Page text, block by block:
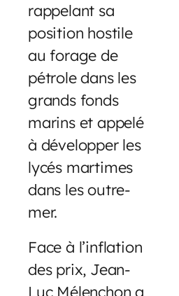
rappelant sa
position hostile
au forage de
pétrole dans les
grands fonds
marins et appelé
à développer les
lycés martimes
dans les outre-
mer.
Face à l’inflation
des prix, Jean-
Luc Mélenchon a